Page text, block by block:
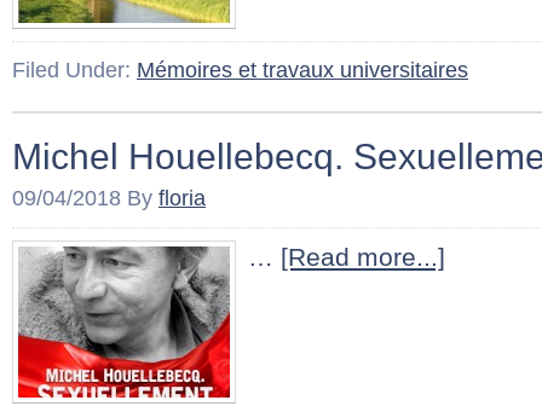
Filed Under: Mémoires et travaux universitaires
Michel Houellebecq.
09/04/2018 By floria
… [Read more...]